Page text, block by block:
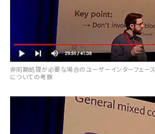
非同期処理が必要な場合のユーザーインターフェース
についての考察